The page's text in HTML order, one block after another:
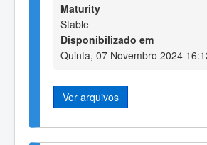
Maturity
Stable
Disponibilizado em
Quinta, 07 Novembro 2024
Ver arquivos